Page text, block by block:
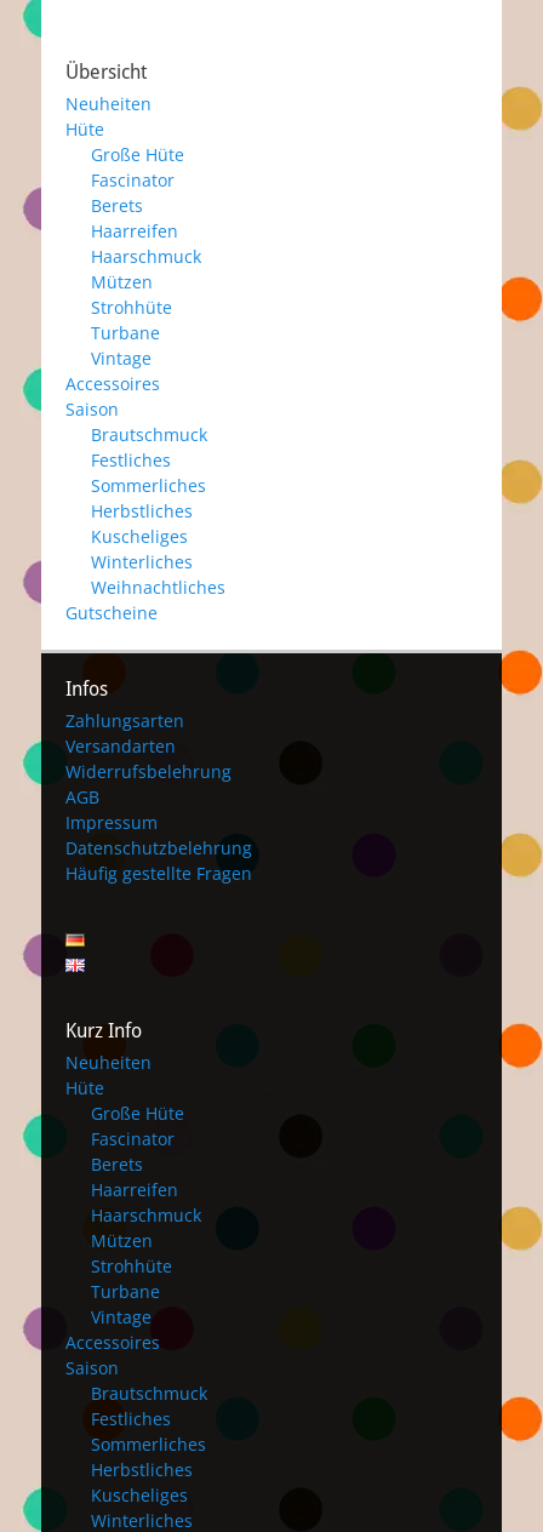
Übersicht
Neuheiten
Hüte
Große Hüte
Fascinator
Berets
Haarreifen
Haarschmuck
Mützen
Strohhüte
Turbane
Vintage
Accessoires
Saison
Brautschmuck
Festliches
Sommerliches
Herbstliches
Kuscheliges
Winterliches
Weihnachtliches
Gutscheine
Infos
Zahlungsarten
Versandarten
Widerrufsbelehrung
AGB
Impressum
Datenschutzbelehrung
Häufig gestellte Fragen
Kurz Info
Neuheiten
Hüte
Große Hüte
Fascinator
Berets
Haarreifen
Haarschmuck
Mützen
Strohhüte
Turbane
Vintage
Accessoires
Saison
Brautschmuck
Festliches
Sommerliches
Herbstliches
Kuscheliges
Winterliches